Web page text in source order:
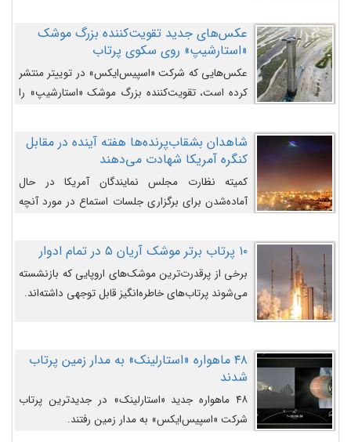
روزافزون کارآفرینی در حوزه فضایی و مزایای جدیدی که
کارآفرینان این حوزه ایجاد می‌کنند، می‌پردازد.
عکس‌های جدید تقویت‌کننده بزرگ موشک
«استارشیپ» روی سکوی پرتاب
عکس‌هایی که شرکت «اسپیس‌ایکس» در توییتر منتشر
کرده است، تقویت‌کننده بزرگ موشک «استارشیپ» را
شاهدان بشقاب‌پرنده‌ها هفته آینده در مقابل
کنگره آمریکا شهادت می‌دهند
کمیته نظارت مجلس نمایندگان آمریکا در حال
آماده‌شدن برای برگزاری جلسات استماع در مورد آنچه
می‌دانند، است و قرار است افشاگران یوفوها هفته آینده
در مقابل آنها شهادت دهند.۱۰ پرتاب برتر موشک آریان ۵ در تمام ادوار
برخی از پرقدرت‌ترین موشک‌های اروپایی که بازنشسته
می‌شوند پرتاب‌های خاطره‌انگیز قابل توجهی داشته‌اند.
۴۸ ماهواره «استارلینک» به مدار زمین پرتاب
شدند
۴۸ ماهواره جدید «استارلینک» در جدیدترین پرتاب
شرکت «اسپیس‌ایکس» به مدار زمین رفتند.